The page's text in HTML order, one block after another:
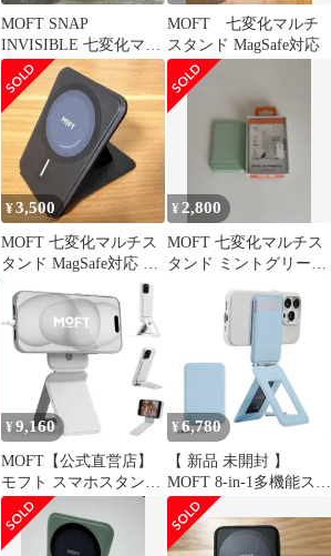
MOFT SNAP
INVISIBLE 七変化マル
チスタンド ミストブル
ー
MOFT 七変化マルチ
スタンド MagSafe対応
¥3,500
MOFT 七変化マルチス
タンド MagSafe対応 ジ
¥ 2,800
MOFT 七変化マルチス
タンド ミントグリーン
¥9,160
MOFT【公式直営店】
モフト スマホスタンド
MagSafe対応 七変化マ
ルチスタンド 携帯スタ
ンド iPhone
¥6,780
【 新品 未開封 】
MOFT 8-in-1多機能スタ
ンド- MagSafe対応 ミス
トブルー
MS027W1MESMBU1 未